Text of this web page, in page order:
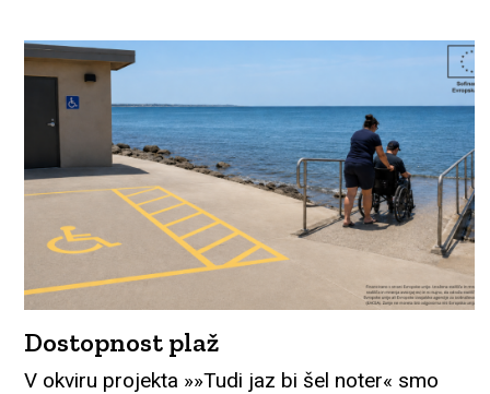
Dostopnost plaž
V okviru projekta »»Tudi jaz bi šel noter« smo